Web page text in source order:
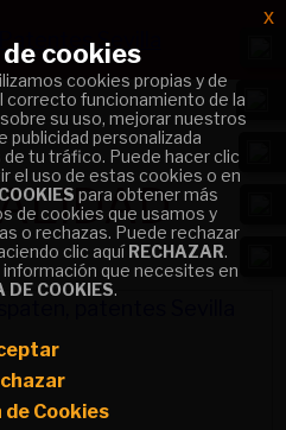
cookies
cookies propias y de
correcto funcionamiento de la
su uso, mejorar nuestros
personalizada
tu tráfico. Puede hacer clic
el uso de estas cookies o en
para obtener más
de cookies que usamos y
o rechazas. Puede rechazar
clic aquíRECHAZAR.
que necesites en
DE COOKIES.
de Cookies
x
cookies
cookies propias y de
correcto funcionamiento de la
su uso, mejorar nuestros
personalizada
tu tráfico. Puede hacer clic
el uso de estas cookies o en
para obtener más
de cookies que usamos y
o rechazas. Puede rechazar
clic aquíRECHAZAR.
que necesites en
DE COOKIES.
de Cookies
x